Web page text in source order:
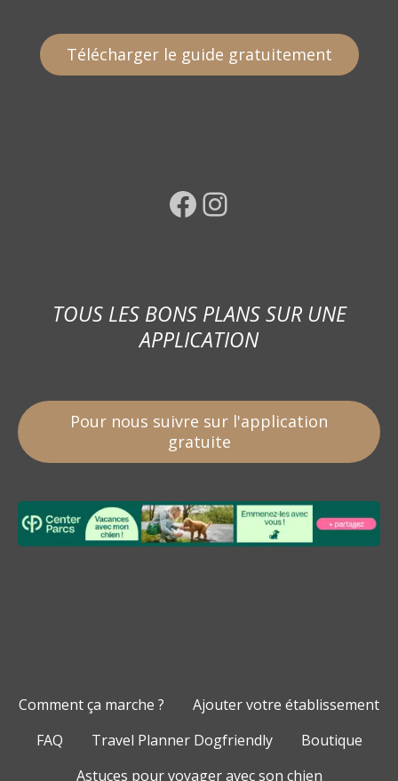
Télécharger le guide gratuitement
Facebook Instagram
TOUS LES BONS PLANS SUR UNE
APPLICATION
Pour nous suivre sur l'application
gratuite
Comment ça marche ?
Ajouter votre établissement
FAQ
Travel Planner Dogfriendly
Boutique
Astuces pour voyager avec son chien